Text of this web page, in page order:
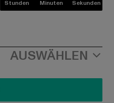
Stunden Minuten Sekunden
AUSWÄHLEN